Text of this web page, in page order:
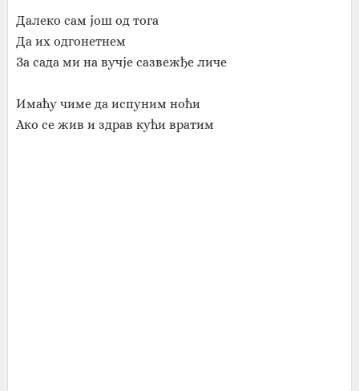
Далеко сам још од тога
Да их одгонетнем
За сада ми на вучје сазвежђе личе
Имаћу чиме да испуним ноћи
Ако се жив и здрав кући вратим